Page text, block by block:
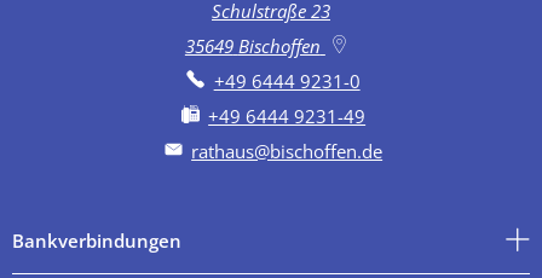
Schulstraße 23
35649 Bischoffen
+49 6444 9231-0
+49 6444 9231-49
rathaus@bischoffen.de
Bankverbindungen